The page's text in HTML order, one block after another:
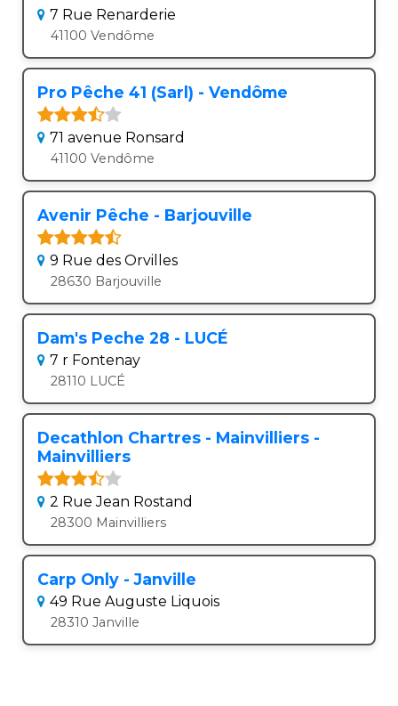
7 Rue Renarderie
41100 Vendôme
Pro Pêche 41 (Sarl) - Vendôme
71 avenue Ronsard
41100 Vendôme
Avenir Pêche - Barjouville
9 Rue des Orvilles
28630 Barjouville
Dam's Peche 28 - LUCÉ
7 r Fontenay
28110 LUCÉ
Decathlon Chartres - Mainvilliers -
Mainvilliers
2 Rue Jean Rostand
28300 Mainvilliers
Carp Only - Janville
49 Rue Auguste Liquois
28310 Janville